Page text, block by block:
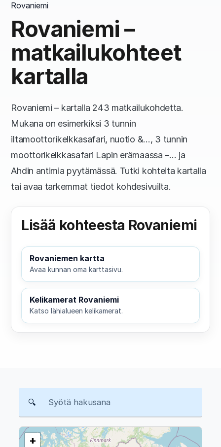
Rovaniemi
Rovaniemi –
matkailukohteet
kartalla
Rovaniemi – kartalla 243 matkailukohdetta.
Mukana on esimerkiksi 3 tunnin
iltamoottorikelkkasafari, nuotio &…, 3 tunnin
moottorikelkkasafari Lapin erämaassa –… ja
Ahdin antimia pyytämässä. Tutki kohteita kartalla
tai avaa tarkemmat tiedot kohdesivuilta.
Lisää kohteesta Rovaniemi
Rovaniemen kartta
Avaa kunnan oma karttasivu.
Kelikamerat Rovaniemi
Katso lähialueen kelikamerat.
🔍
+